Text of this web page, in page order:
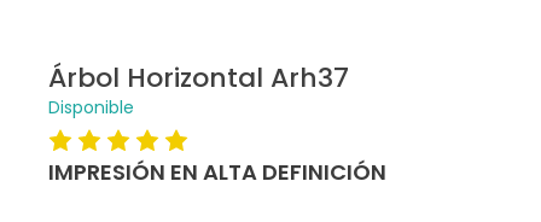
Árbol Horizontal Arh37
Disponible
IMPRESIÓN EN ALTA DEFINICIÓN